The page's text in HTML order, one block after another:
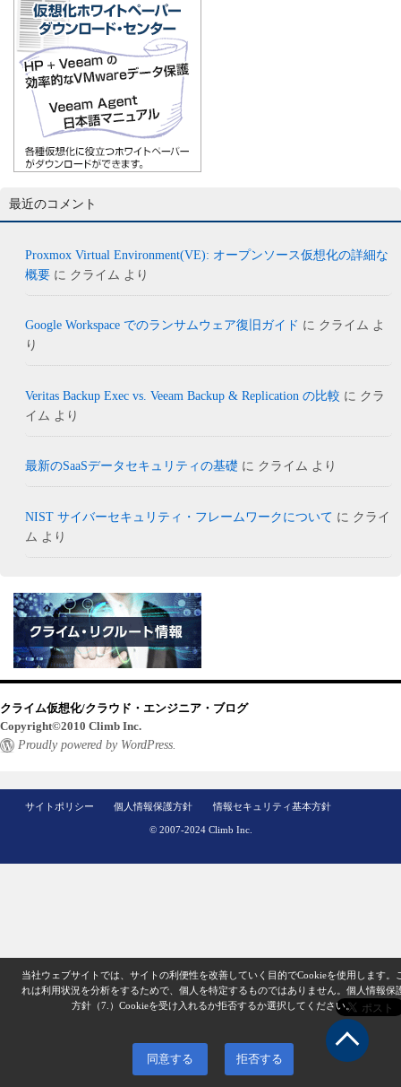
最近のコメント
Proxmox Virtual Environment(VE): オープンソース仮想化の詳細な
概要 に クライム より
Google Workspace でのランサムウェア復旧ガイド に クライム よ
り
Veritas Backup Exec vs. Veeam Backup & Replication の比較 に クラ
イム より
最新のSaaSデータセキュリティの基礎 に クライム より
NIST サイバーセキュリティ・フレームワークについて に クライ
ム より
クライム仮想化/クラウド・エンジニア・ブログ
Copyright©2010 Climb Inc.
Proudly powered by WordPress.
サイトポリシー 個人情報保護方針 情報セキュリティ基本方針
© 2007-2024 Climb Inc.
当社ウェブサイトでは、サイトの利便性を改善していく目的でCookieを使用します。
れは利用状況を分析をするためで、個人を特定するものではありません。 個人情報保
方針（7.） Cookieを受け入れるか拒否するか選択してください。
同意する 拒否する